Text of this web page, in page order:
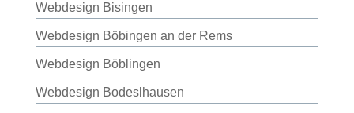
Webdesign Bisingen
Webdesign Böbingen an der Rems
Webdesign Böblingen
Webdesign Bodeslhausen